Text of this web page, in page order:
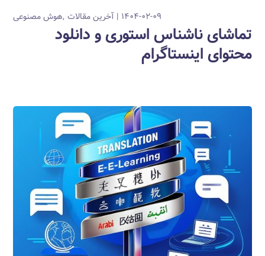
۱۴۰۴-۰۲-۰۹ آخرین مقالات هوش مصنوعی
تماشای ناشناس استوری و دانلود